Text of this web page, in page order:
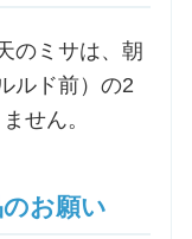
のミサは、朝
ルド前）の2
せん。
お願い